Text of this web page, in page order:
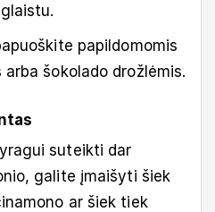
papildomomis
šokolado drožlėmis.
suteikti dar
galite įmaišyti šiek
ar šiek tiek